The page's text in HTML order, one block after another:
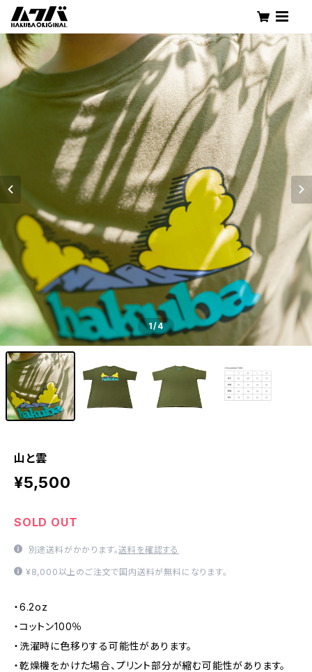
1/4
山と雲
¥5,500
SOLD OUT
別途送料がかかります。送料を確認する
¥8,000以上のご注文で国内送料が無料になります。
・6.2oz
・コットン100％
・洗濯時に色移りする可能性があります。
・乾燥機をかけた場合、プリント部分が縮む可能性があります。